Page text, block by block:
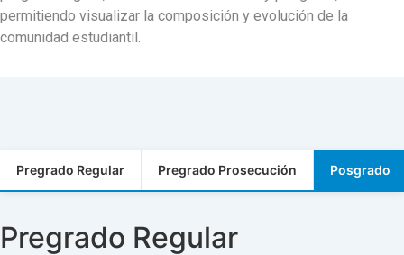
permitiendo visualizar la composición y evolución de la
comunidad estudiantil.
Pregrado Regular Pregrado Prosecución Posgrado
Pregrado Regular